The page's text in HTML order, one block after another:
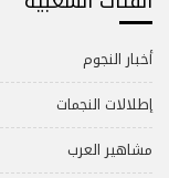
أخبار النجوم
إطلالات النجمات
مشاهير العرب